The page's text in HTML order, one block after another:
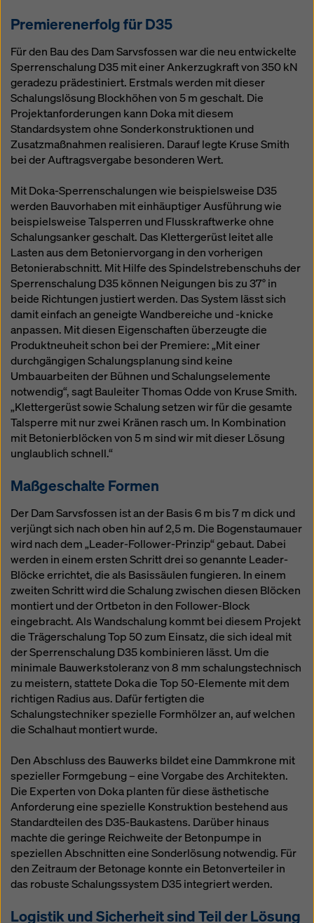
Premierenerfolg für D35
Für den Bau des Dam Sarvsfossen war die neu entwickelte
Sperrenschalung D35 mit einer Ankerzugkraft von 350 kN
geradezu prädestiniert. Erstmals werden mit dieser
Schalungslösung Blockhöhen von 5 m geschalt. Die
Projektanforderungen kann Doka mit diesem
Standardsystem ohne Sonderkonstruktionen und
Zusatzmaßnahmen realisieren. Darauf legte Kruse Smith
bei der Auftragsvergabe besonderen Wert.
Mit Doka-Sperrenschalungen wie beispielsweise D35
werden Bauvorhaben mit einhäuptiger Ausführung wie
beispielsweise Talsperren und Flusskraftwerke ohne
Schalungsanker geschalt. Das Klettergerüst leitet alle
Lasten aus dem Betoniervorgang in den vorherigen
Betonierabschnitt. Mit Hilfe des Spindelstrebenschuhs der
Sperrenschalung D35 können Neigungen bis zu 37° in
beide Richtungen justiert werden. Das System lässt sich
damit einfach an geneigte Wandbereiche und -knicke
anpassen. Mit diesen Eigenschaften überzeugte die
Produktneuheit schon bei der Premiere: „Mit einer
durchgängigen Schalungsplanung sind keine
Umbauarbeiten der Bühnen und Schalungselemente
notwendig“, sagt Bauleiter Thomas Odde von Kruse Smith.
„Klettergerüst sowie Schalung setzen wir für die gesamte
Talsperre mit nur zwei Kränen rasch um. In Kombination
mit Betonierblöcken von 5 m sind wir mit dieser Lösung
unglaublich schnell.“
Maßgeschalte Formen
Der Dam Sarvsfossen ist an der Basis 6 m bis 7 m dick und
verjüngt sich nach oben hin auf 2,5 m. Die Bogenstaumauer
wird nach dem „Leader-Follower-Prinzip“ gebaut. Dabei
werden in einem ersten Schritt drei so genannte Leader-
Blöcke errichtet, die als Basissäulen fungieren. In einem
zweiten Schritt wird die Schalung zwischen diesen Blöcken
montiert und der Ortbeton in den Follower-Block
eingebracht. Als Wandschalung kommt bei diesem Projekt
die Trägerschalung Top 50 zum Einsatz, die sich ideal mit
der Sperrenschalung D35 kombinieren lässt. Um die
minimale Bauwerkstoleranz von 8 mm schalungstechnisch
zu meistern, stattete Doka die Top 50-Elemente mit dem
richtigen Radius aus. Dafür fertigten die
Schalungstechniker spezielle Formhölzer an, auf welchen
die Schalhaut montiert wurde.
Den Abschluss des Bauwerks bildet eine Dammkrone mit
spezieller Formgebung – eine Vorgabe des Architekten.
Die Experten von Doka planten für diese ästhetische
Anforderung eine spezielle Konstruktion bestehend aus
Standardteilen des D35-Baukastens. Darüber hinaus
machte die geringe Reichweite der Betonpumpe in
speziellen Abschnitten eine Sonderlösung notwendig. Für
den Zeitraum der Betonage konnte ein Betonverteiler in
das robuste Schalungssystem D35 integriert werden.
Logistik und Sicherheit sind Teil der Lösung